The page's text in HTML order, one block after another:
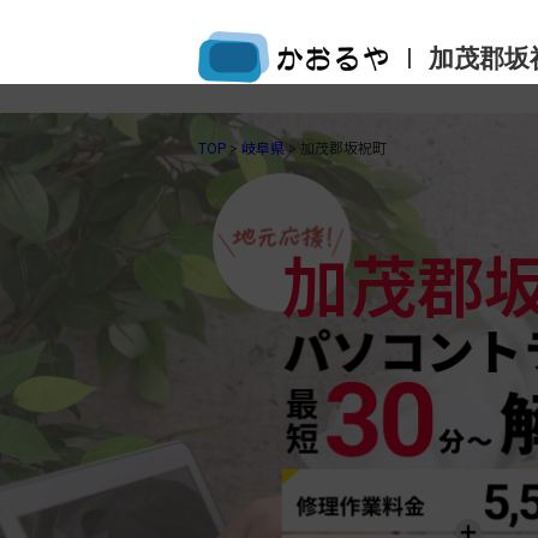
| 加茂郡
TOP> 岐阜県> 加茂郡坂祝町
加茂郡